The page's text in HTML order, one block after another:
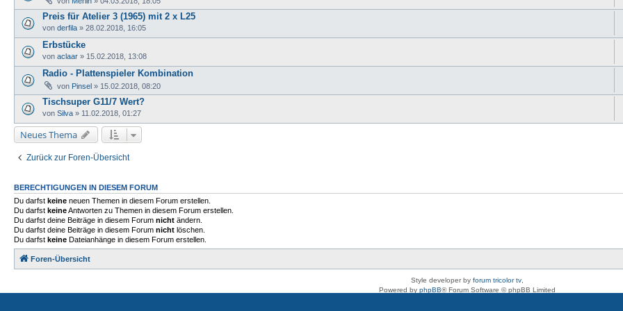
Preis für Atelier 3 (1965) mit 2 x L25
von derfila » 28.02.2018, 16:05
Erbstücke
von aclaar » 15.02.2018, 13:08
Radio - Plattenspieler Kombination
von Pinsel » 15.02.2018, 08:20
Tischsuper G11/7 Wert?
von Silva » 11.02.2018, 01:27
Neues Thema
Zurück zur Foren-Übersicht
BERECHTIGUNGEN IN DIESEM FORUM
Du darfst keine neuen Themen in diesem Forum erstellen.
Du darfst keineAntworten zu Themen in diesem Forum erstellen.
Du darfst deine Beiträge in diesem Forum nicht ändern.
Du darfst deine Beiträge in diesem Forum nicht löschen.
Du darfst keine Dateianhänge in diesem Forum erstellen.
Foren-Übersicht
Style developer by forum tricolor tv
Powered by phpBB® Forum Software © phpBB Limited